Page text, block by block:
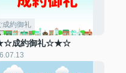
成約御礼
成約御礼☆★☆